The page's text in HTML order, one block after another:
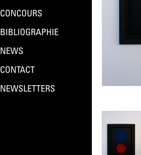
CONCOURS
BIBLIOGRAPHIE
NEWS
CONTACT
NEWSLETTERS